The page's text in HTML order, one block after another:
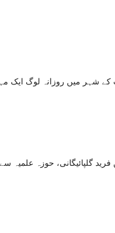
کے شہر میں روزانہ لوگ ایک
گلپائیگانی، حوزہ علمیہ